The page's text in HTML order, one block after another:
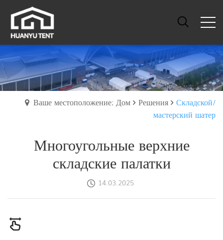
Ваше местоположение: Дом Решения
Складской/
мастерский шатер
Многоугольные верхние
складские палатки
14.03.2025